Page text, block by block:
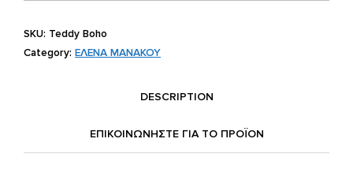
SKU: Teddy Boho
Category: ΕΛΕΝΑ ΜΑΝΑΚΟΥ
DESCRIPTION
ΕΠΙΚΟΙΝΩΝΗΣΤΕ ΓΙΑ ΤΟ ΠΡΟΪOΝ